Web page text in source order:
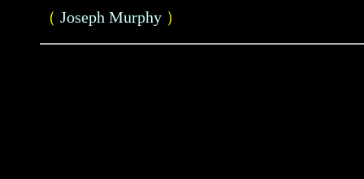
（ Joseph Murphy ）